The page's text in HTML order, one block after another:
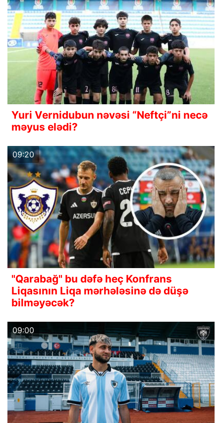
Yuri Vernidubun nəvəsi “Neftçi”ni necə
məyus elədi?
09:20
"Qarabağ" bu dəfə heç Konfrans
Liqasının Liqa mərhələsinə də düşə
bilməyəcək?
09:00